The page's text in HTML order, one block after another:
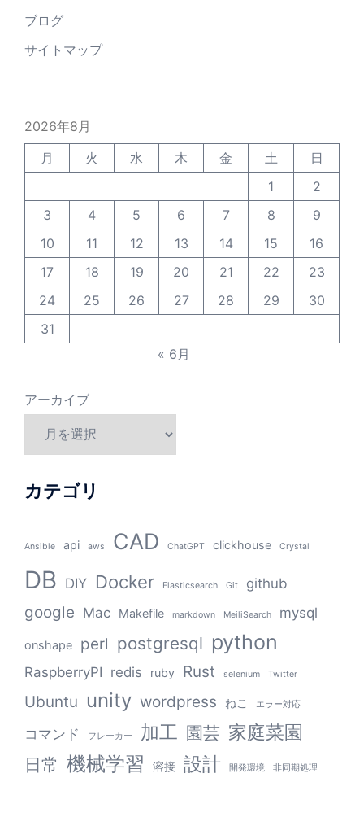
ブログ
サイトマップ
2026年8月
月
火 水 木 金 土
日
1
2
3
4 5 6 7 8
9
10
11 12 13 14 15
16
17
18 19 20 21 22
23
24
25 26 27 28 29
30
31
« 6月
アーカイブ
カテゴリ
Ansible api aws CAD ChatGPT clickhouse Crystal
DB DIY Docker Elasticsearch Git github
google Mac Makefile markdown MeiliSearch mysql
onshape perl postgresql python
RaspberryPI redis ruby Rust selenium Twitter
Ubuntu unity wordpress ねこ エラー対応
コマンド フレーカー 加工 園芸 家庭菜園
日常 機械学習 溶接 設計 開発環境 非同期処理